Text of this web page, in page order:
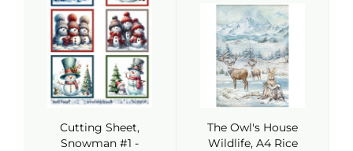
Cutting Sheet,
Snowman #1 -
The Owl's House
Wildlife, A4 Rice